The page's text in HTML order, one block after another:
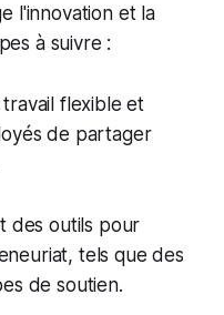
l'innovation et la
à suivre :
flexible et
de partager
des outils pour
tels que des
de soutien.